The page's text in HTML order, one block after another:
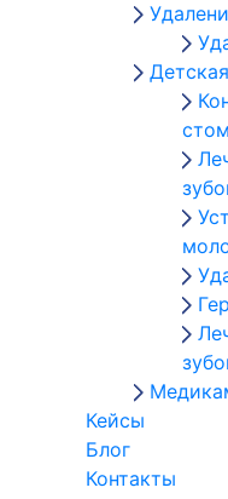
Кейсы
Блог
Контакты